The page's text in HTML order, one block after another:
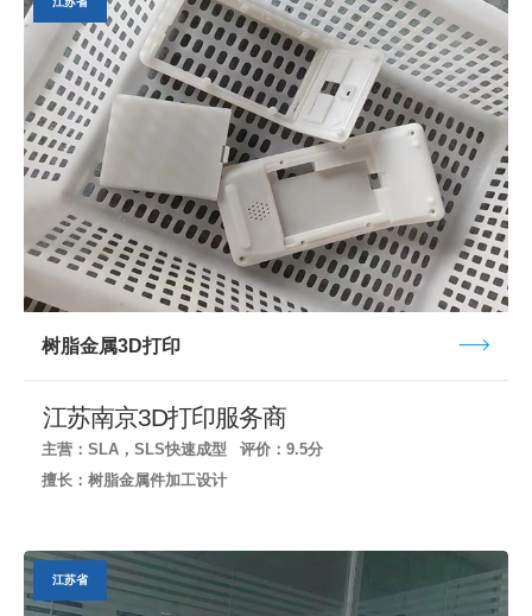
江苏南京3D打印服务商
树脂金属3D打印
主营：SLA，SLS快速成型
评价：9.5分
擅长：树脂金属件加工设计
江苏省